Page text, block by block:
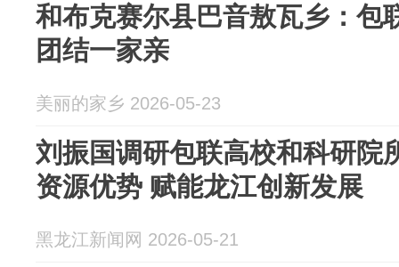
和布克赛尔县巴音敖瓦乡：包
团结一家亲
美丽的家乡 2026-05-23
刘振国调研包联高校和科研院
资源优势 赋能龙江创新发展
黑龙江新闻网 2026-05-21